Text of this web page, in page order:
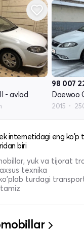
- avlod
98 007
Daewoo
2015
internetidagi eng ko'p
biri
yuk va tijorat
texnika
turdagi